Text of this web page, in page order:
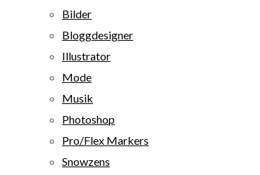
Bilder
Bloggdesigner
Illustrator
Mode
Musik
Photoshop
Pro/Flex Markers
Snowzens